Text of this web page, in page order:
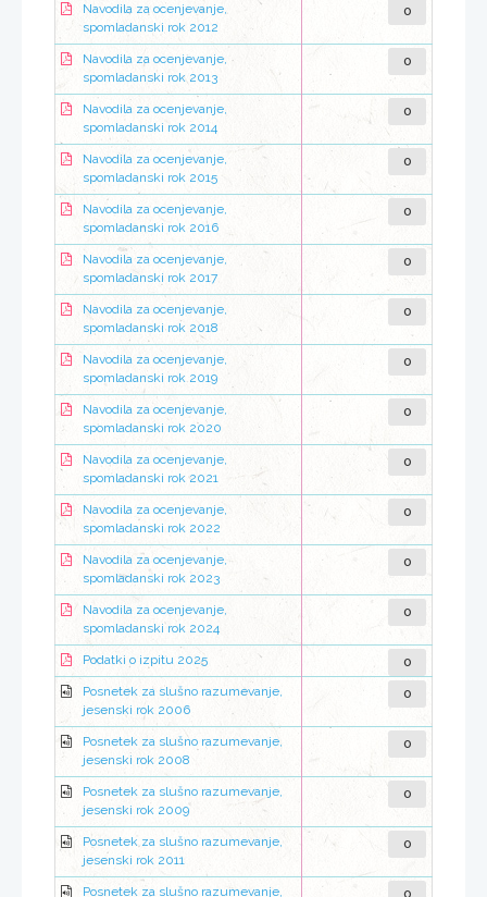
Navodila za ocenjevanje,
spomladanski rok 2012
0
Navodila za ocenjevanje,
spomladanski rok 2013
0
Navodila za ocenjevanje,
spomladanski rok 2014
0
Navodila za ocenjevanje,
spomladanski rok 2015
0
Navodila za ocenjevanje,
spomladanski rok 2016
0
Navodila za ocenjevanje,
spomladanski rok 2017
0
Navodila za ocenjevanje,
spomladanski rok 2018
0
Navodila za ocenjevanje,
spomladanski rok 2019
0
Navodila za ocenjevanje,
spomladanski rok 2020
0
Navodila za ocenjevanje,
spomladanski rok 2021
0
Navodila za ocenjevanje,
spomladanski rok 2022
0
Navodila za ocenjevanje,
spomladanski rok 2023
0
Navodila za ocenjevanje,
spomladanski rok 2024
0
Podatki o izpitu 2025 0
Posnetek za slušno razumevanje,
jesenski rok 2006
0
Posnetek za slušno razumevanje,
jesenski rok 2008
0
Posnetek za slušno razumevanje,
jesenski rok 2009
0
Posnetek za slušno razumevanje,
jesenski rok 2011
0
Posnetek za slušno razumevanje,